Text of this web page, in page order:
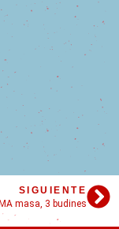
SIGUIENTE
masa, 3 budines